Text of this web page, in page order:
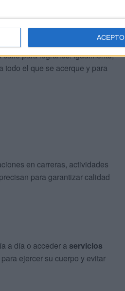
ACEPTO
a la entidad a movilizarse
calle para lograrlos. Igualmente,
a todo el que se acerque y para
en carreras, actividades
para garantizar calidad
a día o acceder a servicios
ejercer su cuerpo y evitar